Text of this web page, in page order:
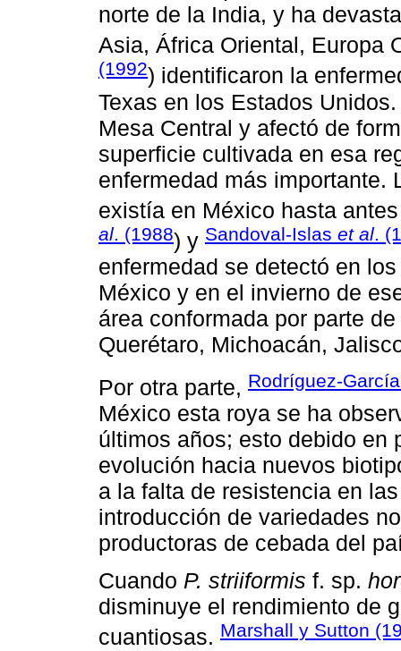
norte de la India, y ha
Asia, África Oriental, Europa
(1992) identificaron la
Texas en los Estados
Mesa Central y afectó de
superficie cultivada en esa
enfermedad más importante.
existía en México hasta
al. (1988) y Sandoval-Islas et al.
enfermedad se detectó en
México y en el invierno de
área conformada por parte
Querétaro, Michoacán,
Por otra parte, Rodríguez-
México esta roya se ha
últimos años; esto debido en
evolución hacia nuevos
a la falta de resistencia en
introducción de variedades
productoras de cebada del
Cuando P. striiformis f. sp.
disminuye el rendimiento de
cuantiosas. Marshall y Sutton